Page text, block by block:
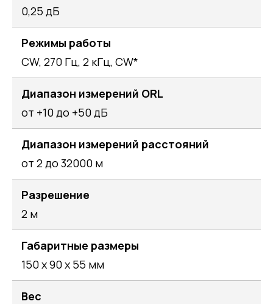
0,25 дБ
Режимы работы
CW, 270 Гц, 2 кГц, CW*
Диапазон измерений ORL
от +10 до +50 дБ
Диапазон измерений расстояний
от 2 до 32000 м
Разрешение
2 м
Габаритные размеры
150 х 90 х 55 мм
Вес